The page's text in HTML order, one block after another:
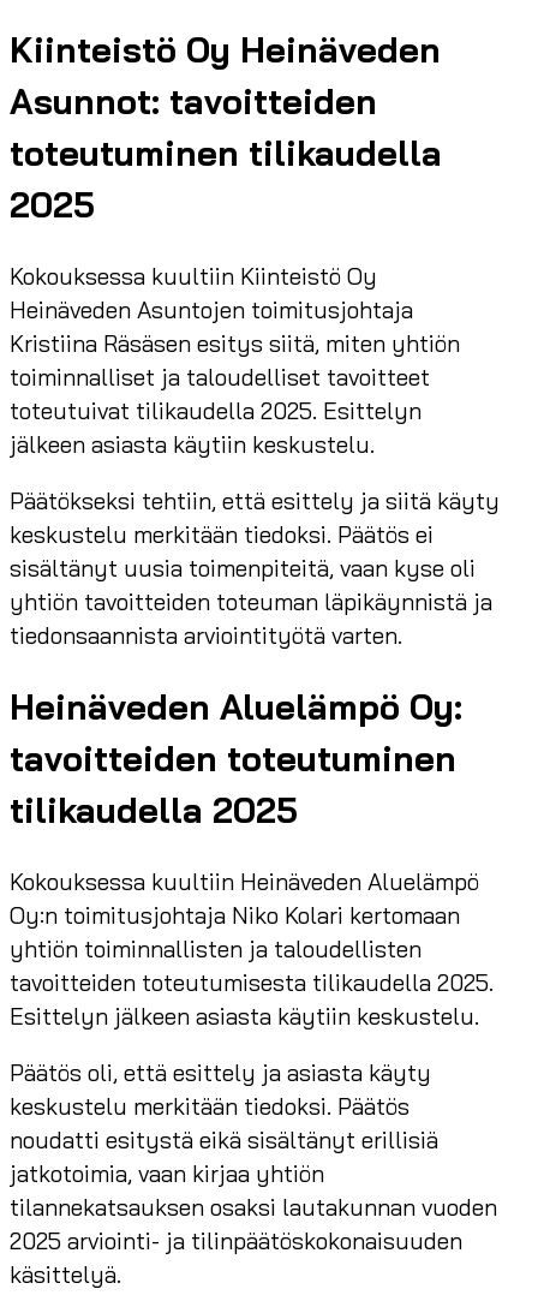
Kiinteistö Oy Heinäveden
Asunnot: tavoitteiden
toteutuminen tilikaudella
2025
Kokouksessa kuultiin Kiinteistö Oy
Heinäveden Asuntojen toimitusjohtaja
Kristiina Räsäsen esitys siitä, miten yhtiön
toiminnalliset ja taloudelliset tavoitteet
toteutuivat tilikaudella 2025. Esittelyn
jälkeen asiasta käytiin keskustelu.
Päätökseksi tehtiin, että esittely ja siitä käyty
keskustelu merkitään tiedoksi. Päätös ei
sisältänyt uusia toimenpiteitä, vaan kyse oli
yhtiön tavoitteiden toteuman läpikäynnistä ja
tiedonsaannista arviointityötä varten.
Heinäveden Aluelämpö Oy:
tavoitteiden toteutuminen
tilikaudella 2025
Kokouksessa kuultiin Heinäveden Aluelämpö
Oy:n toimitusjohtaja Niko Kolari kertomaan
yhtiön toiminnallisten ja taloudellisten
tavoitteiden toteutumisesta tilikaudella 2025.
Esittelyn jälkeen asiasta käytiin keskustelu.
Päätös oli, että esittely ja asiasta käyty
keskustelu merkitään tiedoksi. Päätös
noudatti esitystä eikä sisältänyt erillisiä
jatkotoimia, vaan kirjaa yhtiön
tilannekatsauksen osaksi lautakunnan vuoden
2025 arviointi- ja tilinpäätöskokonaisuuden
käsittelyä.